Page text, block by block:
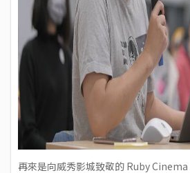
再來是向威秀影城致敬的 Ruby